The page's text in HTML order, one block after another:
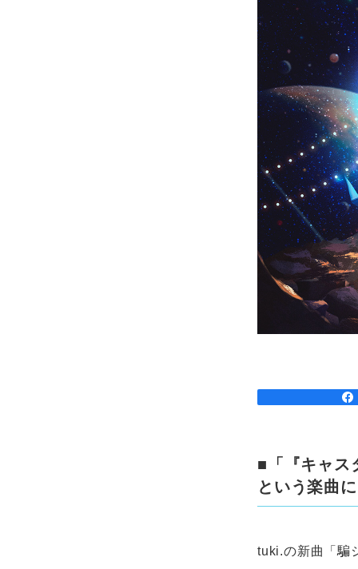
■「『キャス
という楽曲
tuki.の新曲「騙